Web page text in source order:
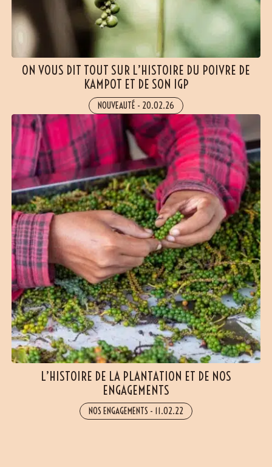
ON VOUS DIT TOUT SUR L’HISTOIRE DU POIVRE DE
KAMPOT ET DE SON IGP
NOUVEAUTÉ - 20.02.26
L’HISTOIRE DE LA PLANTATION ET DE NOS
ENGAGEMENTS
NOS ENGAGEMENTS - 11.02.22